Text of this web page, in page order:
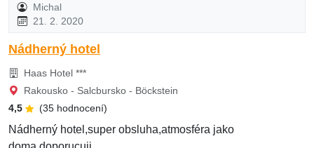
Michal
21. 2. 2020
Nádherný hotel
Haas Hotel ***
Rakousko - Salcbursko - Böckstein
4,5
(35 hodnocení)
Nádherný hotel,super obsluha,atmosféra jako